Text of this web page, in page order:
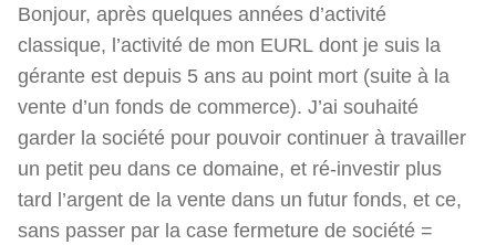
Bonjour, après quelques années d’activité
classique, l’activité de mon EURL dont je suis la
gérante est depuis 5 ans au point mort (suite à la
vente d’un fonds de commerce). J’ai souhaité
garder la société pour pouvoir continuer à travailler
un petit peu dans ce domaine, et ré-investir plus
tard l’argent de la vente dans un futur fonds, et ce,
sans passer par la case fermeture de société =